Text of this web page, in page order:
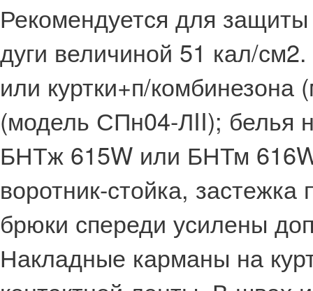
Рекомендуется для защиты
дуги величиной 51 кал/
или куртки+п/
(модель СПн04-ЛII); белья
БНТж 615W или БНТм
воротник-стойка,
брюки спереди усилены
Накладные карманы на